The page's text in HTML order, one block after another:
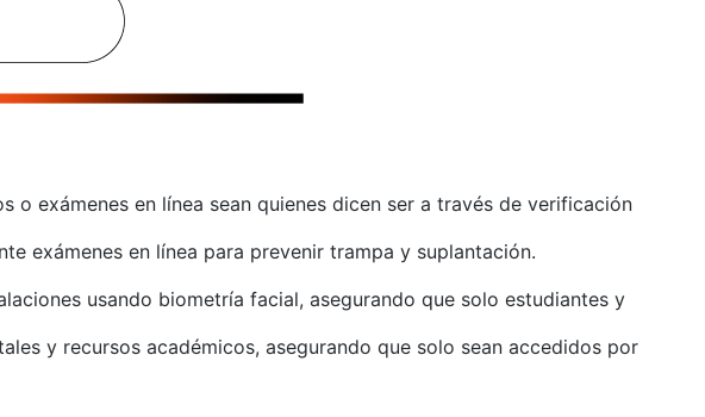
o exámenes en línea sean quienes dicen ser a través de verificación
exámenes en línea para prevenir trampa y suplantación.
usando biometría facial, asegurando que solo estudiantes y
y recursos académicos, asegurando que solo sean accedidos por